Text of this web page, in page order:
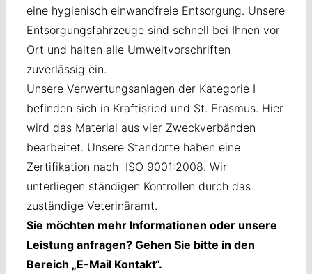
eine hygienisch einwandfreie Entsorgung. Unsere
Entsorgungsfahrzeuge sind schnell bei Ihnen vor
Ort und halten alle Umweltvorschriften
zuverlässig ein.
Unsere Verwertungsanlagen der Kategorie I
befinden sich in Kraftisried und St. Erasmus. Hier
wird das Material aus vier Zweckverbänden
bearbeitet. Unsere Standorte haben eine
Zertifikation nach ISO 9001:2008. Wir
unterliegen ständigen Kontrollen durch das
zuständige Veterinäramt.
Sie möchten mehr Informationen oder unsere
Leistung anfragen? Gehen Sie bitte in den
Bereich „E-Mail Kontakt“.